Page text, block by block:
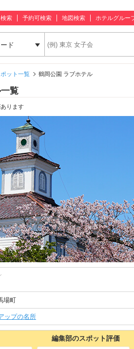
索 予約可検索 地図検索 ホテルグルー
ド
ット一覧 鶴岡公園 ラブホテル
覧
ります
場町
ップの名所
編集部のスポット評価